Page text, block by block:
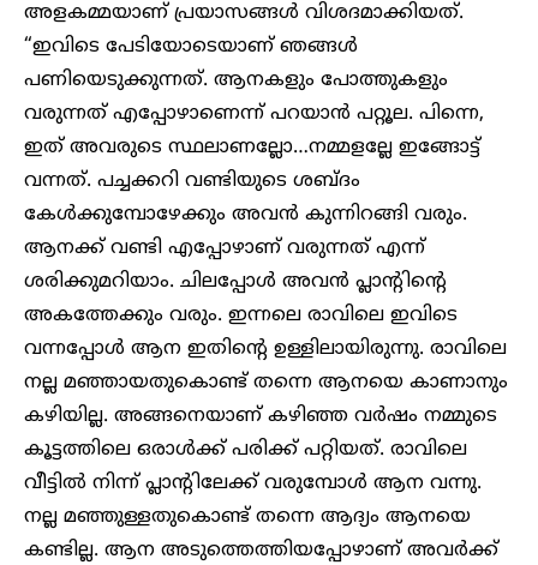
അളകമ്മയാണ് പ്രയാസങ്ങൾ വിശദമാക്കിയത്.
“ഇവിടെ പേടിയോടെയാണ് ഞങ്ങൾ
പണിയെടുക്കുന്നത്. ആനകളും പോത്തുകളും
വരുന്നത് എപ്പോഴാണെന്ന് പറയാൻ പറ്റൂല. പിന്നെ,
ഇത് അവരുടെ സ്ഥലാണല്ലോ…നമ്മളല്ലേ ഇങ്ങോട്ട്
വന്നത്. പച്ചക്കറി വണ്ടിയുടെ ശബ്ദം
കേൾക്കുമ്പോഴേക്കും അവൻ കുന്നിറങ്ങി വരും.
ആനക്ക് വണ്ടി എപ്പോഴാണ് വരുന്നത് എന്ന്
ശരിക്കുമറിയാം. ചിലപ്പോൾ അവൻ പ്ലാന്റിന്റെ
അകത്തേക്കും വരും. ഇന്നലെ രാവിലെ ഇവിടെ
വന്നപ്പോൾ ആന ഇതിന്റെ ഉള്ളിലായിരുന്നു. രാവിലെ
നല്ല മഞ്ഞായതുകൊണ്ട് തന്നെ ആനയെ കാണാനും
കഴിയില്ല. അങ്ങനെയാണ് കഴിഞ്ഞ വർഷം നമ്മുടെ
കൂട്ടത്തിലെ ഒരാൾക്ക് പരിക്ക് പറ്റിയത്. രാവിലെ
വീട്ടിൽ നിന്ന് പ്ലാന്റിലേക്ക് വരുമ്പോൾ ആന വന്നു.
നല്ല മഞ്ഞുള്ളതുകൊണ്ട് തന്നെ ആദ്യം ആനയെ
കണ്ടില്ല. ആന അടുത്തെത്തിയപ്പോഴാണ് അവർക്ക്